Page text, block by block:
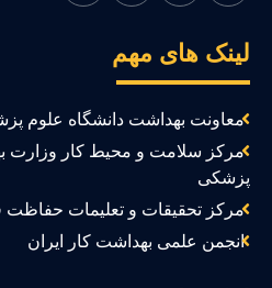
های مهم
معاونت بهداشت دانشگاه علوم
مرکز سلامت و محیط کار وزارت
مرکز تحقیقات و تعلیمات حفاظت
انجمن علمی بهداشت کار ایران